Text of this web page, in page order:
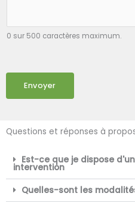
0 sur 500 caractères maximum.
Envoyer
Questions et réponses à
Est-ce que je dispose
intervention
Quelles-sont les